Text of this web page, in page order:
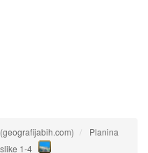
Planina
1-4